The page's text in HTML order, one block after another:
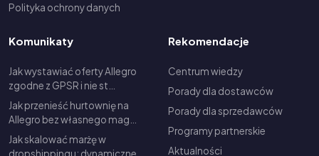
Polityka ochrony danych
Komunikaty
Jak wystawiać oferty Allegro
zgodne z GPSR i nie st…
Jak przenieść hurtownię na
Allegro bez własnego mag…
Jak skalować marżę w
dropshippingu: dynamiczne
Rekomendacje
Centrum wiedzy
Porady dla dostawców
Porady dla sprzedawców
Programy partnerskie
Aktualności